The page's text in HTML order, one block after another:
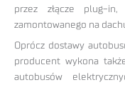
przez złącze plug-
zamontowanego na
Oprócz dostawy
producent wykona
autobusów